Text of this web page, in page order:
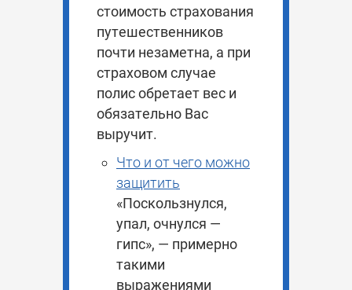
стоимость страхования
путешественников
почти незаметна, а при
страховом случае
полис обретает вес и
обязательно Вас
выручит.
Что и от чего можно
защитить
«Поскользнулся,
упал, очнулся —
гипс», — примерно
такими
выражениями